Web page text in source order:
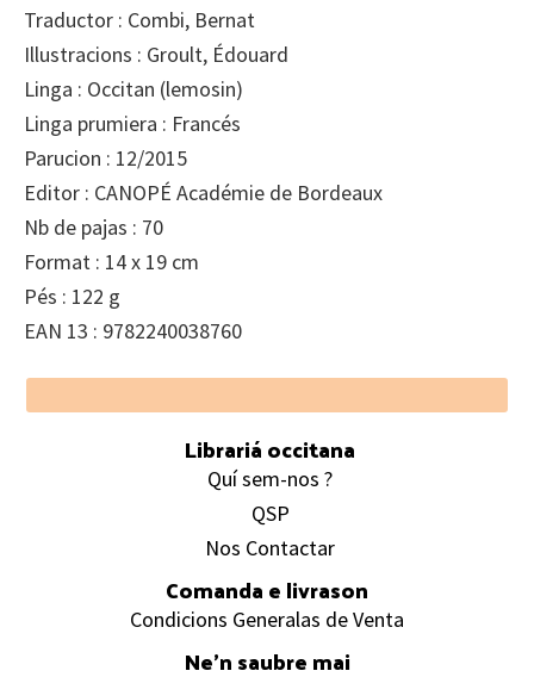
Traductor : Combi, Bernat
Illustracions : Groult, Édouard
Linga : Occitan (lemosin)
Linga prumiera : Francés
Parucion : 12/2015
Editor : CANOPÉ Académie de Bordeaux
Nb de pajas : 70
Format : 14 x 19 cm
Pés : 122 g
EAN 13 : 9782240038760
Footer
Librariá occitana
Quí sem-nos ?
QSP
Nos Contactar
Comanda e livrason
Condicions Generalas de Venta
Ne’n saubre mai